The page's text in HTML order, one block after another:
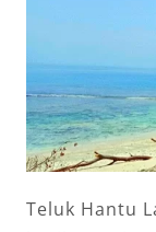
Teluk Hantu